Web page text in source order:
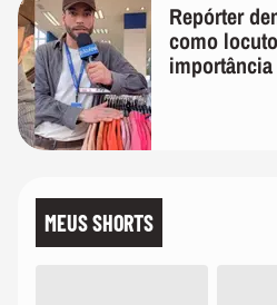
Repórter
como
MEUS SHORTS